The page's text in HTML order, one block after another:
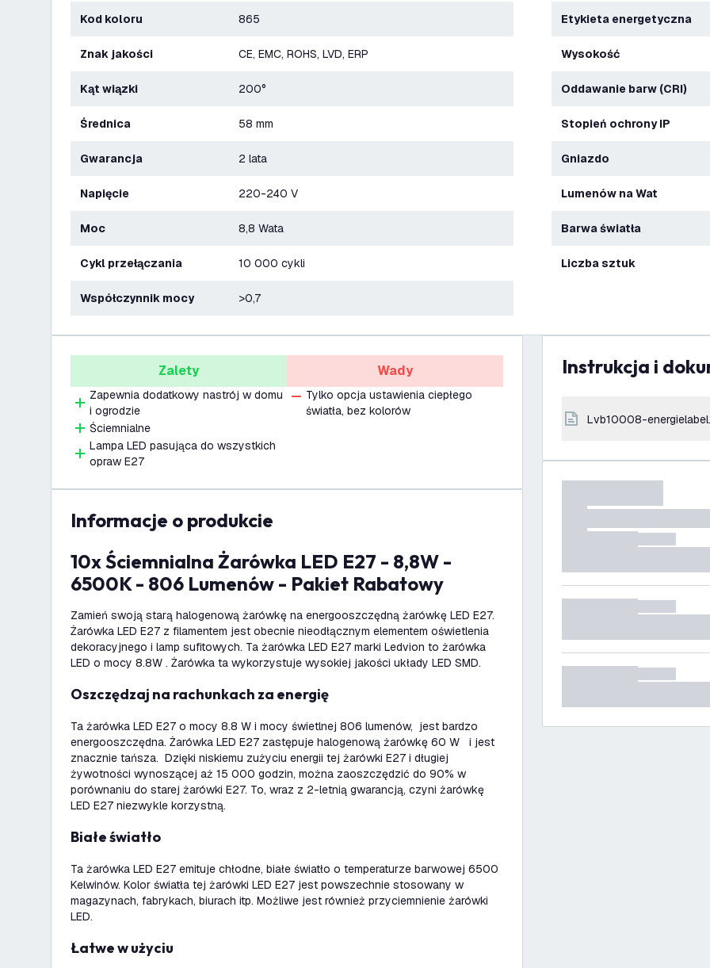
Kod koloru 865
Znak jakości CE, EMC, ROHS, LVD, ERP
Kąt wiązki 200°
Średnica 58 mm
Gwarancja 2 lata
Napięcie 220-240 V
Moc 8,8 Wata
Cykl przełączania 10 000 cykli
Współczynnik mocy >0,7
Etykieta energetyczna
Wysokość
Oddawanie barw (CRI)
Stopień ochrony IP
Gniazdo
Lumenów na Wat
Barwa światła
Liczba sztuk
Zalety
Zapewnia dodatkowy nastrój w domu
i ogrodzie
Ściemnialne
Lampa LED pasująca do wszystkich
opraw E27
Wady
Tylko opcja ustawienia ciepłego
światła, bez kolorów
informacje o produkcie
10x Ściemnialna Żarówka LED E27 - 8,8W -
6500K - 806 Lumenów - Pakiet Rabatowy
Zamień swoją starą halogenową żarówkę na energooszczędną żarówkę LED E27.
Żarówka LED E27 z filamentem jest obecnie nieodłącznym elementem oświetlenia
dekoracyjnego i lamp sufitowych. Ta żarówka LED E27 marki Ledvion to żarówka
LED o mocy 8.8W . Żarówka ta wykorzystuje wysokiej jakości układy LED SMD.
Oszczędzaj na rachunkach za energię
Ta żarówka LED E27 o mocy 8.8 W i mocy świetlnej 806 lumenów, jest bardzo
energooszczędna. Żarówka LED E27 zastępuje halogenową żarówkę 60 W i jest
znacznie tańsza. Dzięki niskiemu zużyciu energii tej żarówki E27 i długiej
żywotności wynoszącej aż 15 000 godzin, można zaoszczędzić do 90% w
porównaniu do starej żarówki E27. To, wraz z 2-letnią gwarancją, czyni żarówkę
LED E27 niezwykle korzystną.
Białe światło
Ta żarówka LED E27 emituje chłodne, białe światło o temperaturze barwowej 6500
Kelwinów. Kolor światła tej żarówki LED E27 jest powszechnie stosowany w
magazynach, fabrykach, biurach itp. Możliwe jest również przyciemnienie żarówki
LED.
Łatwe w użyciu
Instrukcja i
lvb10008-